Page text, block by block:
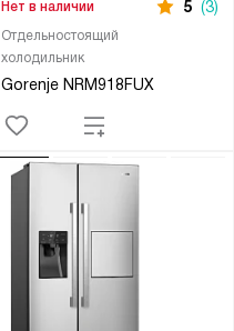
Отдельностоящий
холодильник
Gorenje NRM918FUX
Нет в наличии 5 (3)